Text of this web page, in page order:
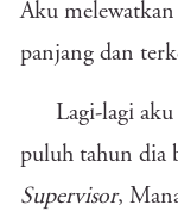
Aku
panjang dan
Lagi-lagi
puluh tahun dia
Supervisor,